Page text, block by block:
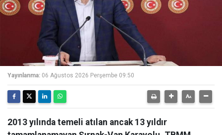
Yayınlanma: 06 Ağustos 2026 Perşembe 09:50
2013 yılında temeli atılan ancak 13 yıldır